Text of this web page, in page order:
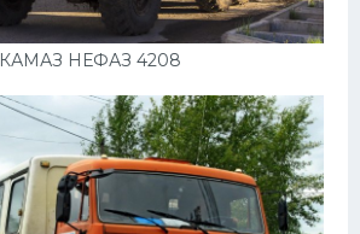
КАМАЗ НЕФАЗ 4208